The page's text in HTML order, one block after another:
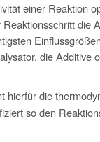
einer Reaktion
die
die Additive
hierfür die
so den